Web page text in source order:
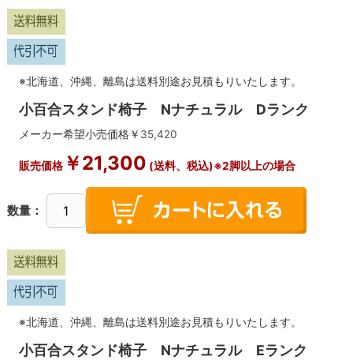
※北海道、沖縄、離島は送料別途お見積もりいたします。
小百合スタンド椅子 Nナチュラル Dランク
メーカー希望小売価格￥ 35,420
販売価格￥21,300 (送料、税込)※2脚以上の場合
数量：
※北海道、沖縄、離島は送料別途お見積もりいたします。
小百合スタンド椅子 Nナチュラル Eランク